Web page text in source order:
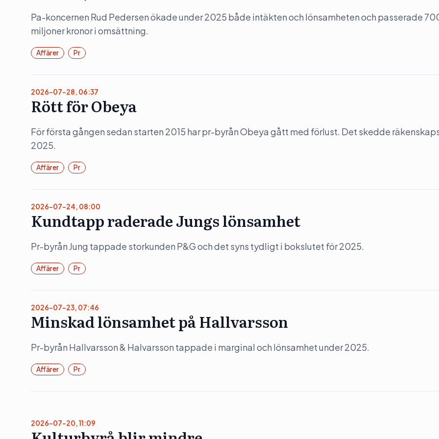
Pa-koncernen Rud Pedersen ökade under 2025 både intäkten och lönsamheten och passerade
miljoner kronor i omsättning.
Affärer Pr
2026-07-28, 06:37
Rött för Obeya
För första gången sedan starten 2015 har pr-byrån Obeya gått med förlust. Det skedde
2025.
Affärer Pr
2026-07-24, 08:00
Kundtapp raderade Jungs lönsamhet
Pr-byrån Jung tappade storkunden P&G och det syns tydligt i bokslutet för 2025.
Affärer Pr
2026-07-23, 07:46
Minskad lönsamhet på Hallvarsson
Pr-byrån Hallvarsson & Halvarsson tappade i marginal och lönsamhet under 2025.
Affärer Pr
2026-07-20, 11:09